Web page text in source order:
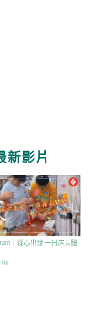
新影片
｜從心出發·一日店長體
06